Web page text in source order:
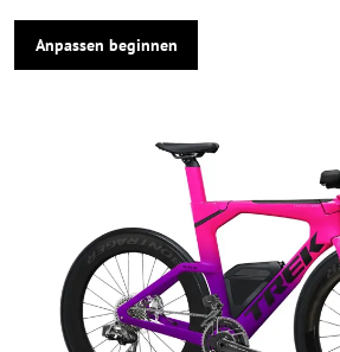
Anpassen beginnen